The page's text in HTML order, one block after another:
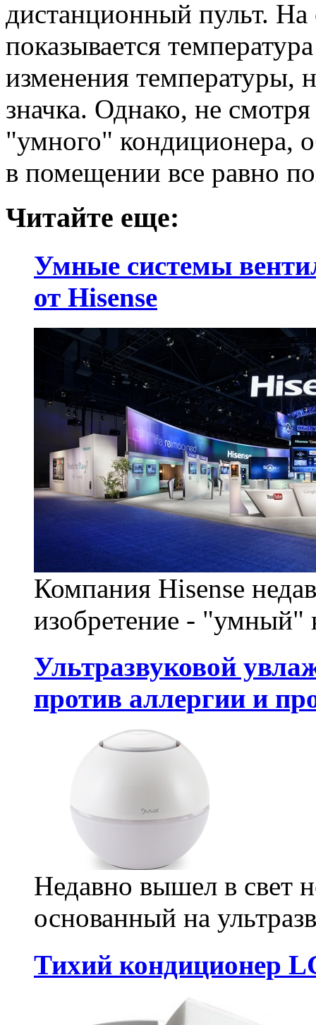
дистанционный пульт.
показывается
изменения температуры,
значка. Однако, не
"умного" кондиционера,
в помещении все равно
Читайте еще:
Умные системы
от Hisense
Компания Hisense
изобретение - "умный"
Ультразвуковой
против аллергии и
Недавно вышел в свет
основанный на
Тихий кондиционер